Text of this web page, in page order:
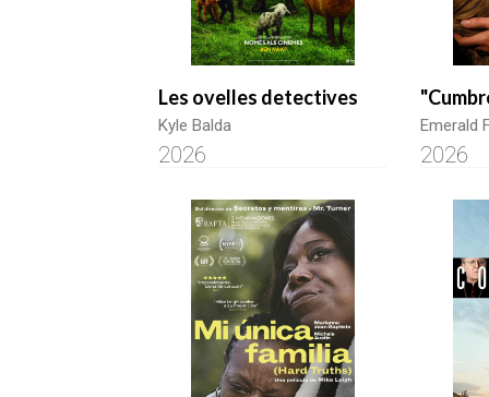
Les ovelles detectives
Kyle Balda
2026
Emerald
2026